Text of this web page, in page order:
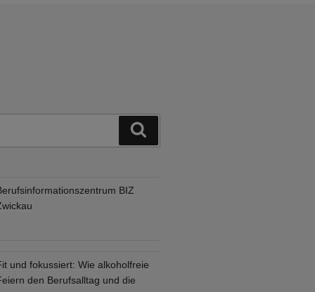
BIZ
und fokussiert: Wie alkoholfreie
den Berufsalltag und die